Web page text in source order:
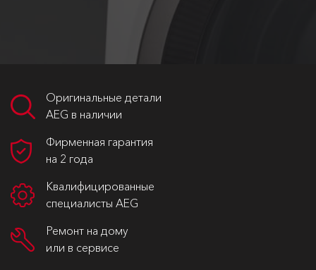
Оригинальные детали
AEG в наличии
Фирменная гарантия
на 2 года
Квалифицированные
специалисты AEG
Ремонт на дому
или в сервисе